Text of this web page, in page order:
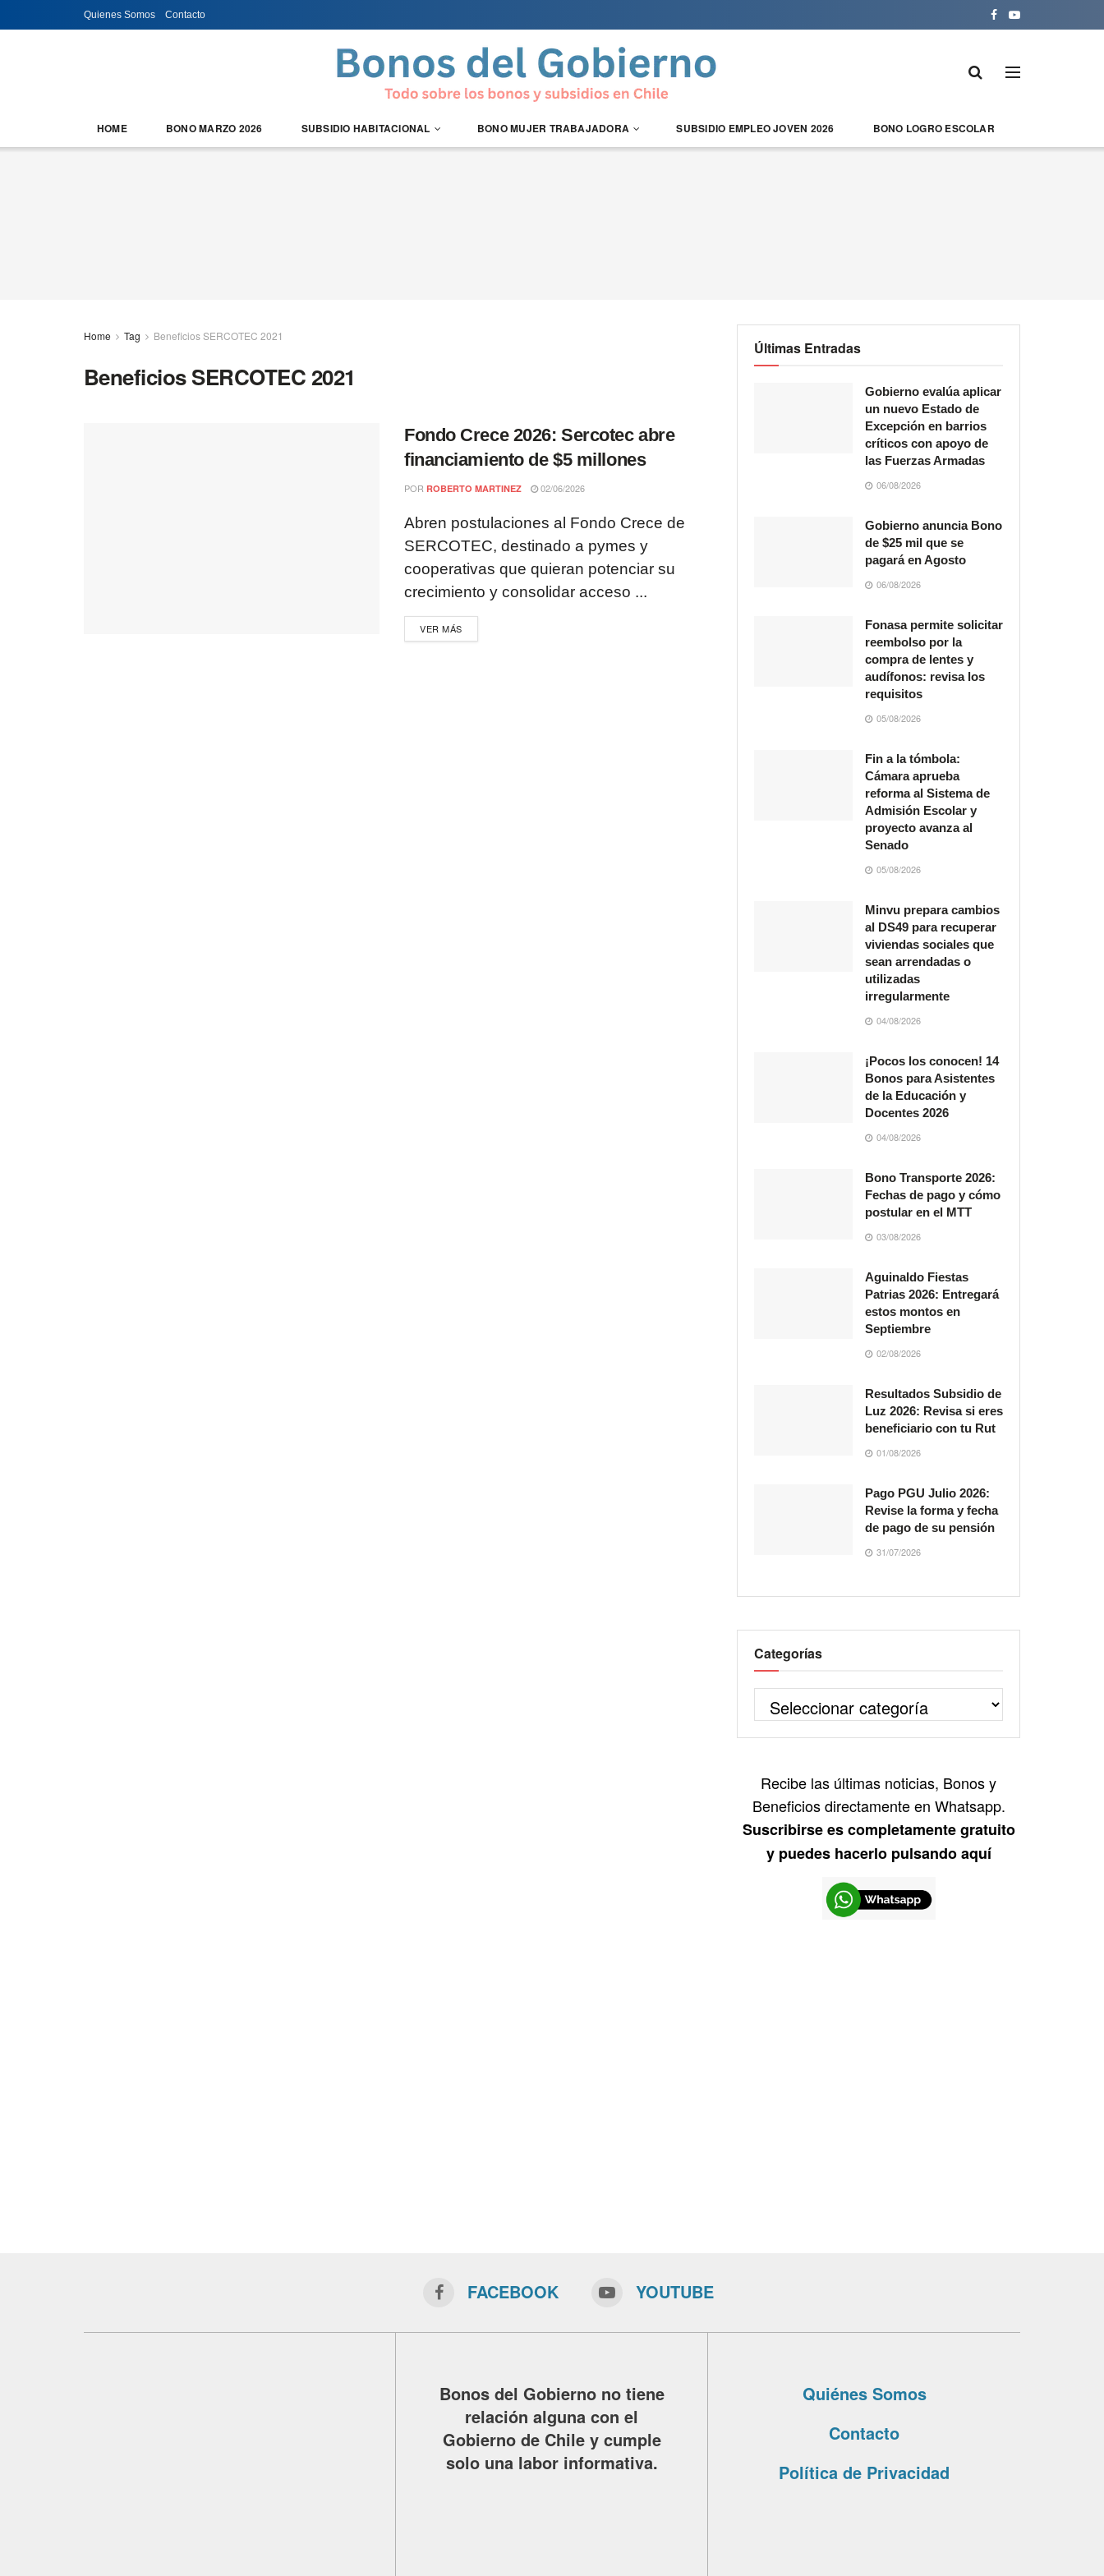
Quienes Somos Contacto
HOME BONO MARZO 2026 SUBSIDIO HABITACIONAL BONO MUJER TRABAJADORA SUBSIDIO EMPLEO JOVEN 2026 BONO LOGRO ESCOLAR
Home Tag Beneficios SERCOTEC 2021
Beneficios SERCOTEC 2021
Fondo Crece 2026: Sercotec abre
financiamiento de $5 millones
POR ROBERTO MARTINEZ 02/06/2026
Abren postulaciones al Fondo Crece de
SERCOTEC, destinado a pymes y
cooperativas que quieran potenciar su
crecimiento y consolidar acceso ...
VER MÁS
Últimas Entradas
Gobierno evalúa aplicar
un nuevo Estado de
Excepción en barrios
críticos con apoyo de
las Fuerzas Armadas
06/08/2026
Gobierno anuncia Bono
de $25 mil que se
pagará en Agosto
06/08/2026
Fonasa permite solicitar
reembolso por la
compra de lentes y
audífonos: revisa los
requisitos
05/08/2026
Fin a la tómbola:
Cámara aprueba
reforma al Sistema de
Admisión Escolar y
proyecto avanza al
Senado
05/08/2026
Minvu prepara cambios
al DS49 para recuperar
viviendas sociales que
sean arrendadas o
utilizadas
irregularmente
04/08/2026
¡Pocos los conocen! 14
Bonos para Asistentes
de la Educación y
Docentes 2026
04/08/2026
Bono Transporte 2026:
Fechas de pago y cómo
postular en el MTT
03/08/2026
Aguinaldo Fiestas
Patrias 2026: Entregará
estos montos en
Septiembre
02/08/2026
Resultados Subsidio de
Luz 2026: Revisa si eres
beneficiario con tu Rut
01/08/2026
Pago PGU Julio 2026:
Revise la forma y fecha
de pago de su pensión
31/07/2026
Categorías
Recibe las últimas noticias, Bonos y
Beneficios directamente en Whatsapp.
Suscribirse es completamente gratuito
y puedes hacerlo pulsando aquí
FACEBOOK YOUTUBE
Bonos del Gobierno no tiene
relación alguna con el
Gobierno de Chile y cumple
solo una labor informativa.
Quiénes Somos
Contacto
Política de Privacidad